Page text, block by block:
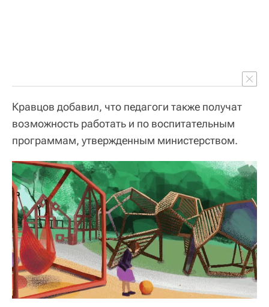
Кравцов добавил, что педагоги также получат
возможность работать и по воспитательным
программам, утвержденным министерством.